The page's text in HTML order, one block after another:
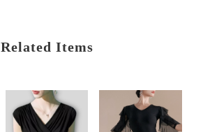
Related Items